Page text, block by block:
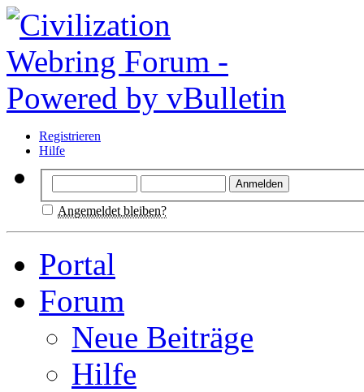
Registrieren
Hilfe
Angemeldet bleiben?
Portal
Forum
Neue Beiträge
Hilfe